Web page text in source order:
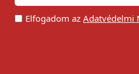
Elfogadom az Adatvédelmi